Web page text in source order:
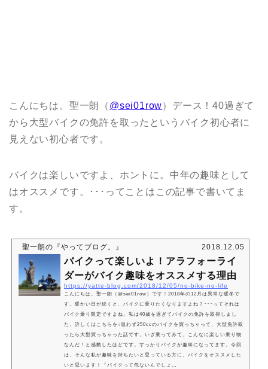
こんにちは。聖一朗（ @sei01row）デース！40過ぎて
から大型バイクの免許を取ったというバイク初心者に
見えない初心者です。
バイクは楽しいですよ、ホントに。中年の趣味として
はオススメです。･･･ってことはこの記事で書いてま
す。
聖一朗の『やってブログ。』 2018.12.05
バイクって楽しいよ！アラフォーライ
ダーがバイク趣味をオススメする理由
https://yatte-blog.com/2018/12/05/no-bike-no-life
こんにちは。聖一朗（@sei01row）です！2018年の12月は異常な暖冬で
す。暖かい日が続くと、バイクに乗りたくなりますよね？･･･ってそれは
バイク乗り限定ですよね。私は40歳を過ぎてバイクの免許を取得しまし
た。詳しくはこちらを↓思わず250ccのバイクを買っちゃって、大型免許取
ったら大型買っちゃった話です。いざ乗ってみて、こんなに楽しい乗り物
なんだ！と感動したほどです。すっかりバイクが趣味になってます。今回
は、そんな私が趣味を持ちたいと思っている方に、バイクをオススメした
いと思います！『バイクって危ないんでしょ…